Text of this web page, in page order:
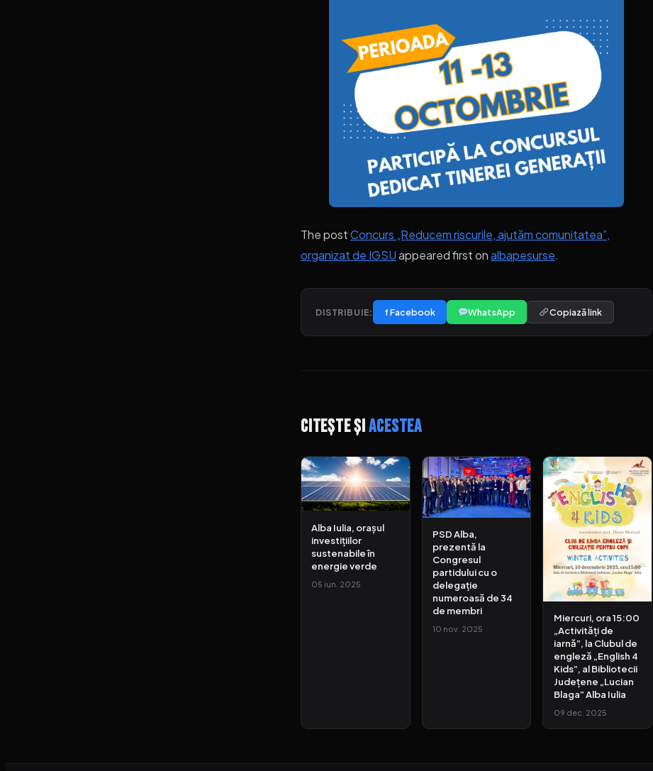
The postConcurs „Reducem riscurile, ajutăm comunitatea”,
organizat de IGSUappeared first onalbapesurse.
DISTRIBUIE: f Facebook WhatsApp Copiază link
Citește șiacestea
Alba Iulia, orașul
investițiilor
sustenabile în
energie verde
05 iun. 2025
PSD Alba,
prezentă la
Congresul
partidului cu o
delegație
numeroasă de 34
de membri
10 nov. 2025
Miercuri, ora 15:00
„Activități de
iarnă”, la Clubul de
engleză „English 4
Kids”, al Bibliotecii
Județene „Lucian
Blaga” Alba Iulia
09 dec. 2025